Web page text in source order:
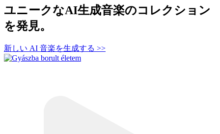
ユニークなAI生成音楽のコレクション
を発見。
新しい AI 音楽を生成する >>